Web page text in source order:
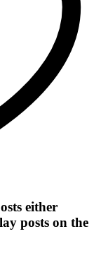
either
posts on the